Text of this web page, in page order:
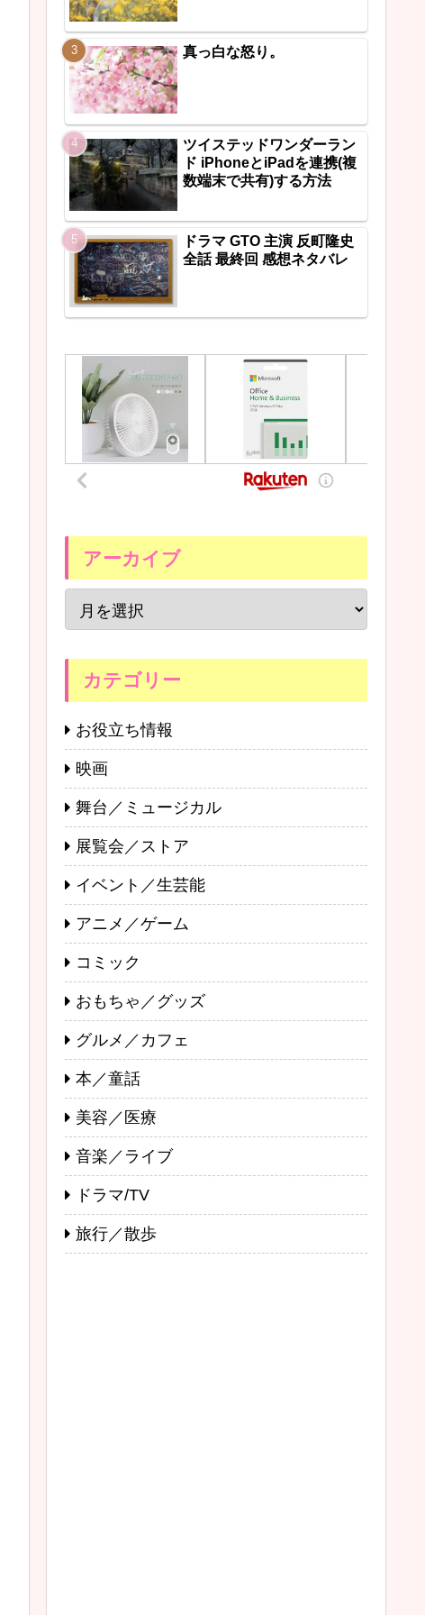
真っ白な怒り。
ツイステッドワンダーラン
ド iPhoneとiPadを連携(複
数端末で共有)する方法
ドラマ GTO 主演 反町隆史
全話 最終回 感想ネタバレ
アーカイブ
カテゴリー
お役立ち情報
映画
舞台／ミュージカル
展覧会／ストア
イベント／生芸能
アニメ／ゲーム
コミック
おもちゃ／グッズ
グルメ／カフェ
本／童話
美容／医療
音楽／ライブ
ドラマ/TV
旅行／散歩